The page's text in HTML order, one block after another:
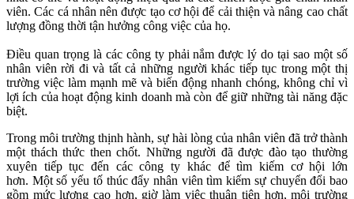
viên. Các cá nhân nên được tạo cơ hội để cải thiện và nâng cao chất
lượng đồng thời tận hưởng công việc của họ.
Điều quan trọng là các công ty phải nắm được lý do tại sao một số
nhân viên rời đi và tất cả những người khác tiếp tục trong một thị
trường việc làm mạnh mẽ và biến động nhanh chóng, không chỉ vì
lợi ích của hoạt động kinh doanh mà còn để giữ những tài năng đặc
biệt.
Trong môi trường thịnh hành, sự hài lòng của nhân viên đã trở thành
một thách thức then chốt. Những người đã được đào tạo thường
xuyên tiếp tục đến các công ty khác để tìm kiếm cơ hội lớn
hơn. Một số yếu tố thúc đẩy nhân viên tìm kiếm sự chuyển đổi bao
gồm mức lương cao hơn, giờ làm việc thuận tiện hơn, môi trường